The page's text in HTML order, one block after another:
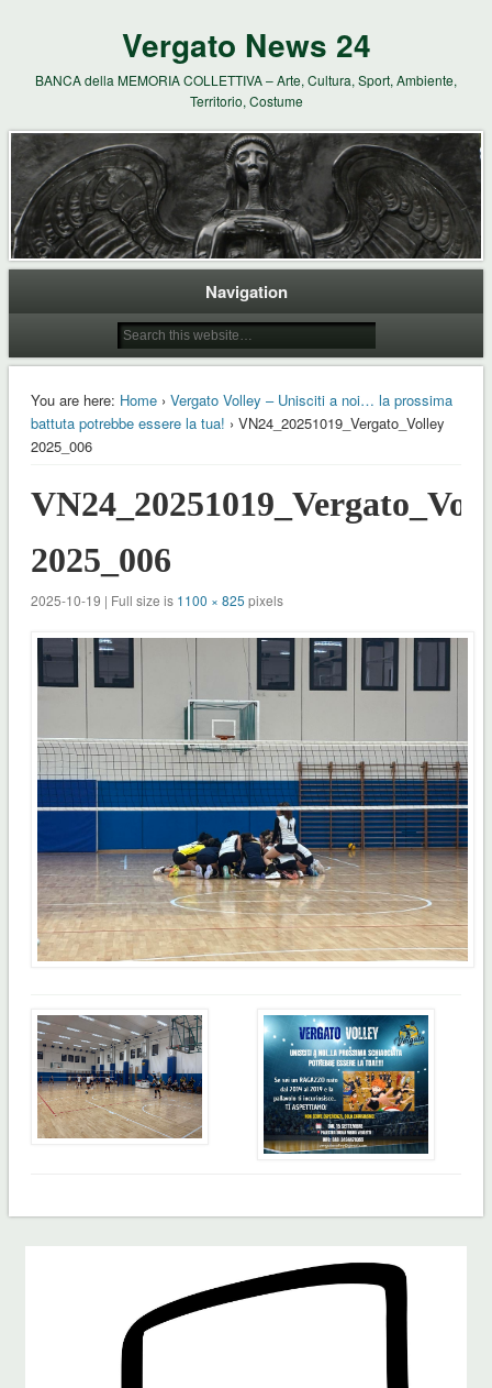
Vergato News 24
BANCA della MEMORIA COLLETTIVA – Arte, Cultura, Sport, Ambiente,
Territorio, Costume
Navigation
You are here: Home› Vergato Volley – Unisciti a noi… la prossima
battuta potrebbe essere la tua! › VN24_20251019_Vergato_Volley
2025_006
2025_006
2025-10-19 | Full size is 1100 × 825 pixels